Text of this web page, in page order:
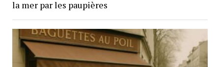
la mer par les paupières